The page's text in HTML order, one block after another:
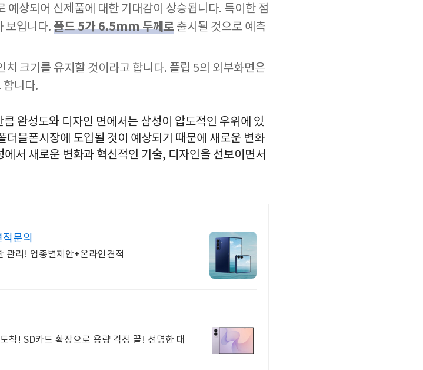
상되어 신제품에 대한 기대감이 상승됩니다. 특이한 점
보입니다. 폴드 5가 6.5mm 두께로 출시될 것으로 예측
크기를 유지할 것이라고 합니다. 플립 5의 외부화면은
합니다.
완성도와 디자인 면에서는 삼성이 압도적인 우위에 있
더블폰시장에 도입될 것이 예상되기 때문에 새로운 변화
서 새로운 변화과 혁신적인 기술, 디자인을 선보이면서
문의
관리! 업종별제안+온라인견적
착! SD카드 확장으로 용량 걱정 끝! 선명한 대